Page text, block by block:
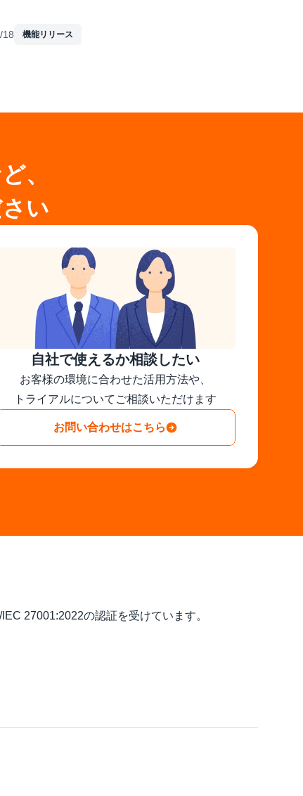
18 機能リリース
、
い
自社で使えるか相談したい
お客様の環境に合わせた活用方法や、
トライアルについてご相談いただけます
お問い合わせはこちら
27001:2022の認証を受けています。